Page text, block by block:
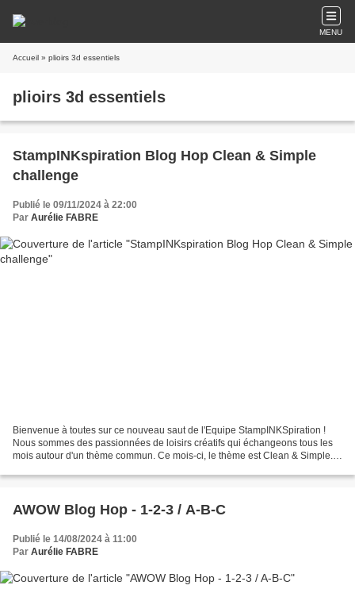
MENU
Accueil » plioirs 3d essentiels
plioirs 3d essentiels
StampINKspiration Blog Hop Clean & Simple
challenge
Publié le 09/11/2024 à 22:00
Par Aurélie FABRE
Bienvenue à toutes sur ce nouveau saut de l'Equipe StampINKSpiration !
Nous sommes des passionnées de loisirs créatifs qui échangeons tous les
mois autour d'un thème commun. Ce mois-ci, le thème est Clean & Simple.
AWOW Blog Hop - 1-2-3 / A-B-C
Publié le 14/08/2024 à 11:00
Par Aurélie FABRE